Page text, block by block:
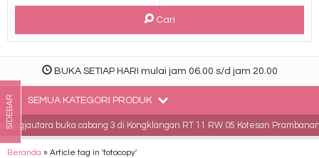
Cari
BUKA SETIAP HARI mulai jam 06.00 s/d jam 20.00
SEMUA KATEGORI PRODUK
buka cabang 3 di Kongklangan RT 11 RW 05 Kotesan
Beranda » Article tag in 'fotocopy'
SIDEBAR